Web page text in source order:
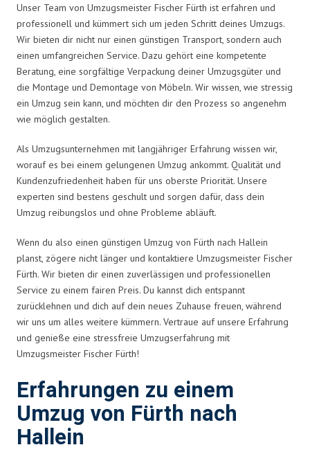
Unser Team von Umzugsmeister Fischer Fürth ist erfahren und
professionell und kümmert sich um jeden Schritt deines Umzugs.
Wir bieten dir nicht nur einen günstigen Transport, sondern auch
einen umfangreichen Service. Dazu gehört eine kompetente
Beratung, eine sorgfältige Verpackung deiner Umzugsgüter und
die Montage und Demontage von Möbeln. Wir wissen, wie stressig
ein Umzug sein kann, und möchten dir den Prozess so angenehm
wie möglich gestalten.
Als Umzugsunternehmen mit langjähriger Erfahrung wissen wir,
worauf es bei einem gelungenen Umzug ankommt. Qualität und
Kundenzufriedenheit haben für uns oberste Priorität. Unsere
experten sind bestens geschult und sorgen dafür, dass dein
Umzug reibungslos und ohne Probleme abläuft.
Wenn du also einen günstigen Umzug von Fürth nach Hallein
planst, zögere nicht länger und kontaktiere Umzugsmeister Fischer
Fürth. Wir bieten dir einen zuverlässigen und professionellen
Service zu einem fairen Preis. Du kannst dich entspannt
zurücklehnen und dich auf dein neues Zuhause freuen, während
wir uns um alles weitere kümmern. Vertraue auf unsere Erfahrung
und genieße eine stressfreie Umzugserfahrung mit
Umzugsmeister Fischer Fürth!
Erfahrungen zu einem
Umzug von Fürth nach
Hallein